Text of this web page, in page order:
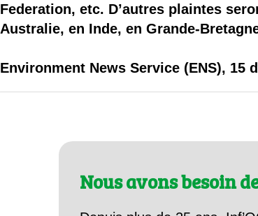
Federation, etc. D’autres plaintes
Australie, en Inde, en Grande-
Environment News Service (ENS), 15
Nous avons besoin